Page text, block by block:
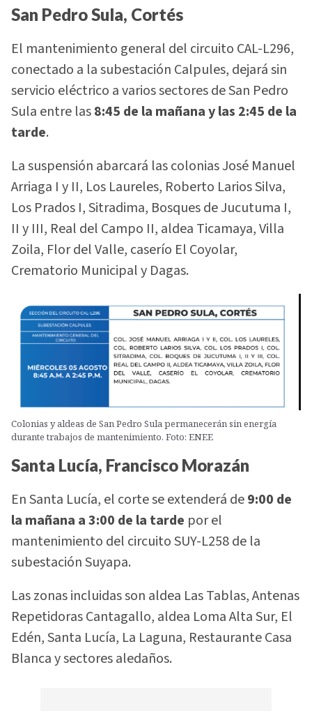
San Pedro Sula, Cortés
El mantenimiento general del circuito CAL-L296,
conectado a la subestación Calpules, dejará sin
servicio eléctrico a varios sectores de San Pedro
Sula entre las8:45 de la mañana y las 2:45 de la
tarde.
La suspensión abarcará las colonias José Manuel
Arriaga I y II, Los Laureles, Roberto Larios Silva,
Los Prados I, Sitradima, Bosques de Jucutuma I,
II y III, Real del Campo II, aldea Ticamaya, Villa
Zoila, Flor del Valle, caserío El Coyolar,
Crematorio Municipal y Dagas.
Colonias y aldeas de San Pedro Sula permanecerán sin energía
durante trabajos de mantenimiento. Foto: ENEE
Santa Lucía, Francisco Morazán
En Santa Lucía, el corte se extenderá de9:00 de
la mañana a 3:00 de la tarde por el
mantenimiento del circuito SUY-L258 de la
subestación Suyapa.
Las zonas incluidas son aldea Las Tablas, Antenas
Repetidoras Cantagallo, aldea Loma Alta Sur, El
Edén, Santa Lucía, La Laguna, Restaurante Casa
Blanca y sectores aledaños.